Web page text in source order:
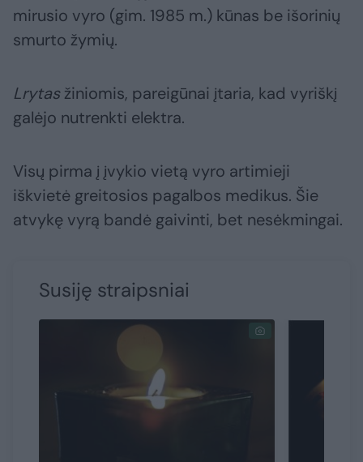
mirusio vyro (gim. 1985 m.) kūnas be išorinių
smurto žymių.
Lrytasžiniomis, pareigūnai įtaria, kad vyriškį
galėjo nutrenkti elektra.
Visų pirma į įvykio vietą vyro artimieji
iškvietė greitosios pagalbos medikus. Šie
atvykę vyrą bandė gaivinti, bet nesėkmingai.
Susiję straipsniai